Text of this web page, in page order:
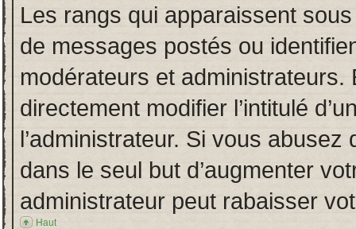
Les rangs qui apparaissent
de messages postés ou
modérateurs et
directement modifier l’intitulé
l’administrateur. Si vous
dans le seul but d’augmenter
administrateur peut rabaisser
Haut